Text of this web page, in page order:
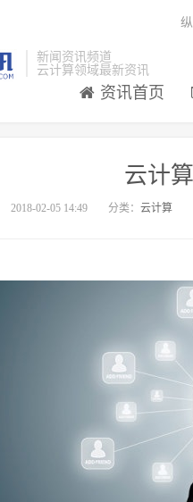
新闻资讯频道
云计算领域最新资讯
资讯首页
云计
2018-02-05 14:49 分类： 云计算